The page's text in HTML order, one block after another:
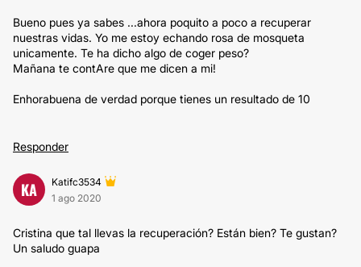
Bueno pues ya sabes ...ahora poquito a poco a recuperar
nuestras vidas. Yo me estoy echando rosa de mosqueta
unicamente. Te ha dicho algo de coger peso?
Mañana te contAre que me dicen a mi!
Enhorabuena de verdad porque tienes un resultado de 10
Responder
KA
Katifc3534
1 ago 2020
Cristina que tal llevas la recuperación? Están bien? Te gustan?
Un saludo guapa